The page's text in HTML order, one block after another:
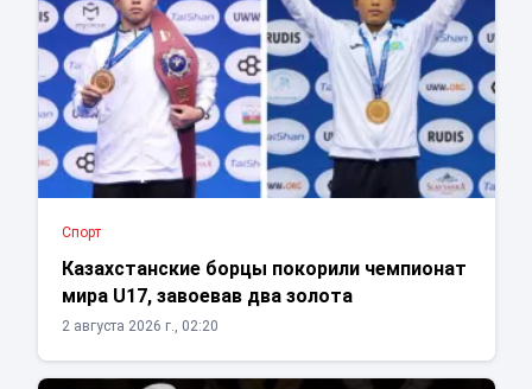
Спорт
Казахстанские борцы покорили чемпионат
мира U17, завоевав два золота
2 августа 2026 г., 02:20